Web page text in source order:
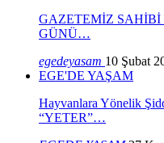
GAZETEMİZ
GÜNÜ…
egedeyasam 10 Şubat
EGE'DE YAŞAM
Hayvanlara Yönelik
“YETER”…